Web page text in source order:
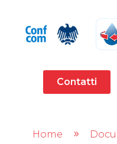
Contatti
Home 9